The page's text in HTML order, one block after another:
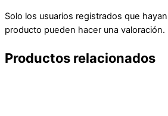
Solo los usuarios registrados que
producto pueden hacer una valoración.
Productos relacionados